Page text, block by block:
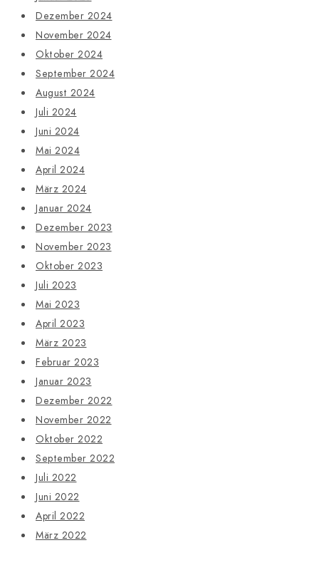
Dezember 2024
November 2024
Oktober 2024
September 2024
August 2024
Juli 2024
Juni 2024
Mai 2024
April 2024
März 2024
Januar 2024
Dezember 2023
November 2023
Oktober 2023
Juli 2023
Mai 2023
April 2023
März 2023
Februar 2023
Januar 2023
Dezember 2022
November 2022
Oktober 2022
September 2022
Juli 2022
Juni 2022
April 2022
März 2022